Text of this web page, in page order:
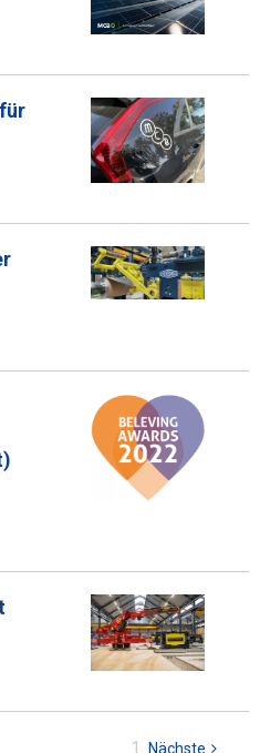
Sie
1 Nächste Seite